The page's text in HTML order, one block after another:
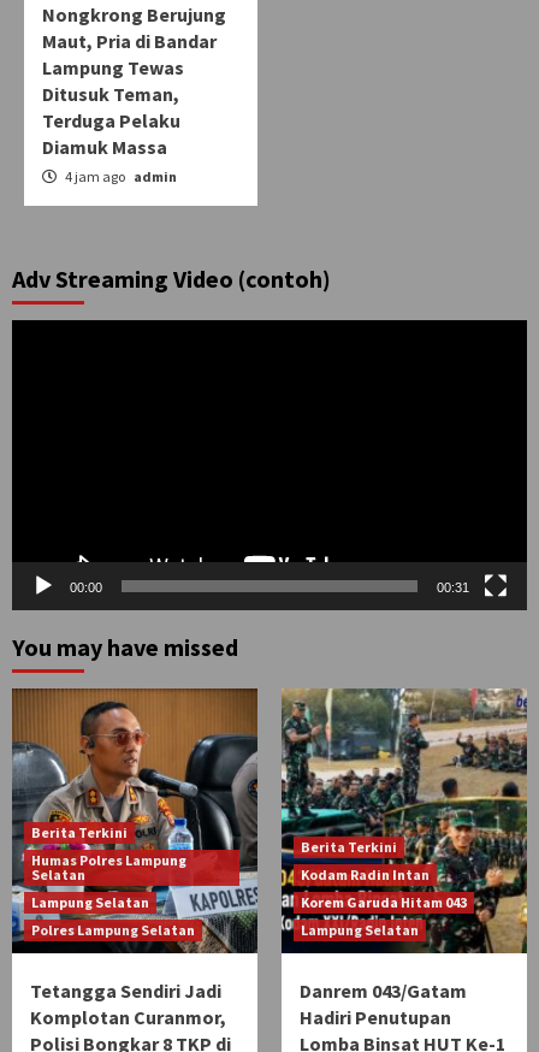
Nongkrong Berujung
Maut, Pria di Bandar
Lampung Tewas
Ditusuk Teman,
Terduga Pelaku
Diamuk Massa
4 jam ago admin
Adv Streaming Video (contoh)
00:00 00:31
You may have missed
Berita Terkini
Humas Polres Lampung
Selatan
Lampung Selatan
Polres Lampung Selatan
Tetangga Sendiri Jadi
Komplotan Curanmor,
Polisi Bongkar 8 TKP di
Berita Terkini
Kodam Radin Intan
Korem Garuda Hitam 043
Lampung Selatan
Danrem 043/Gatam
Hadiri Penutupan
Lomba Binsat HUT Ke-1